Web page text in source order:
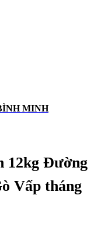
MINH
12kg Đường
Vấp tháng